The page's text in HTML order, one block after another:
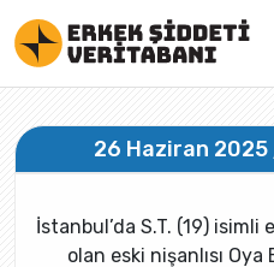
26 Haziran 2025
İstanbul’da S.T. (19) isimli
olan eski nişanlısı Oya